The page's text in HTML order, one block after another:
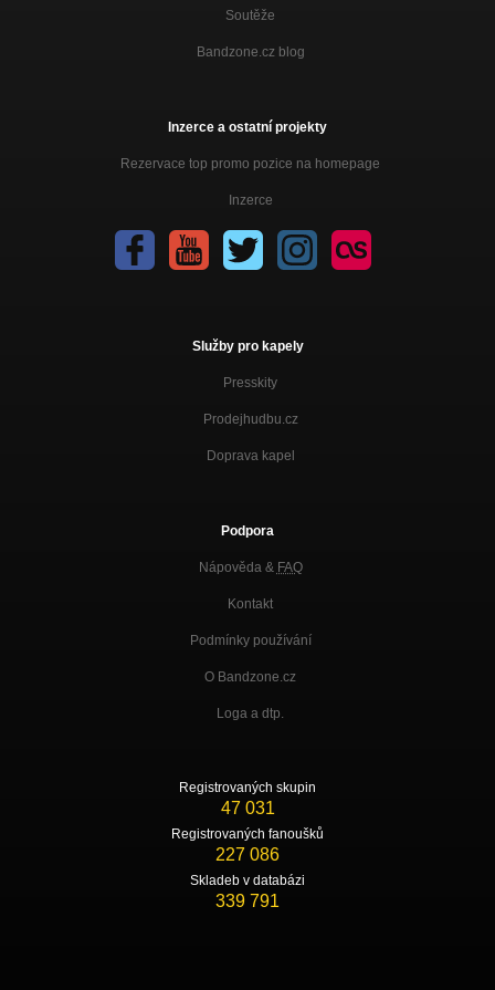
Soutěže
Bandzone.cz blog
Inzerce a ostatní projekty
Rezervace top promo pozice na homepage
Inzerce
Služby pro kapely
Presskity
Prodejhudbu.cz
Doprava kapel
Podpora
Nápověda & FAQ
Kontakt
Podmínky používání
O Bandzone.cz
Loga a dtp.
Registrovaných skupin
47 031
Registrovaných fanoušků
227 086
Skladeb v databázi
339 791